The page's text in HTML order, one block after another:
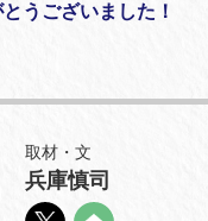
うございました！
取材・文
兵庫慎司